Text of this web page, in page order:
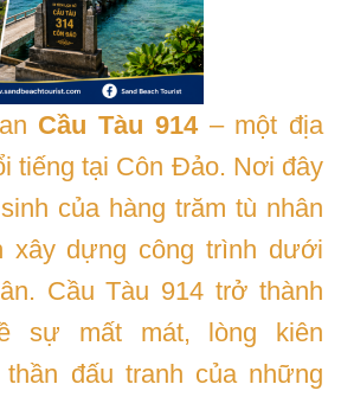
Cầu Tàu 914– một địa
tiếng tại Côn Đảo. Nơi đây
của hàng trăm tù nhân
xây dựng công trình dưới
Cầu Tàu 914 trở thành
sự mất mát, lòng kiên
đấu tranh của những